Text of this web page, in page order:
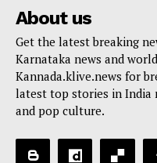
About us
Get the latest breaking
Karnataka news and
Kannada.klive.news for
latest top stories in India
and pop culture.